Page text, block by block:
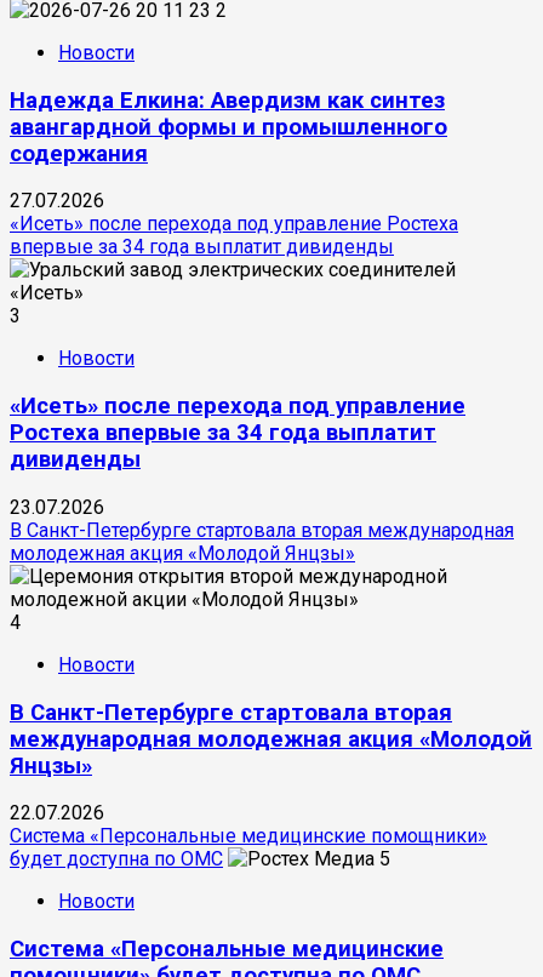
2
Новости
Надежда Елкина: Авердизм как синтез
авангардной формы и промышленного
содержания
27.07.2026
«Исеть» после перехода под управление Ростеха
впервые за 34 года выплатит дивиденды
3
Новости
«Исеть» после перехода под управление
Ростеха впервые за 34 года выплатит
дивиденды
23.07.2026
В Санкт-Петербурге стартовала вторая международная
молодежная акция «Молодой Янцзы»
4
Новости
В Санкт-Петербурге стартовала вторая
международная молодежная акция «Молодой
Янцзы»
22.07.2026
Система «Персональные медицинские помощники»
будет доступна по ОМС
5
Новости
Система «Персональные медицинские